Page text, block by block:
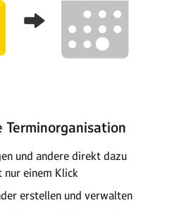
und andere direkt dazu
nur einem Klick
erstellen und verwalten